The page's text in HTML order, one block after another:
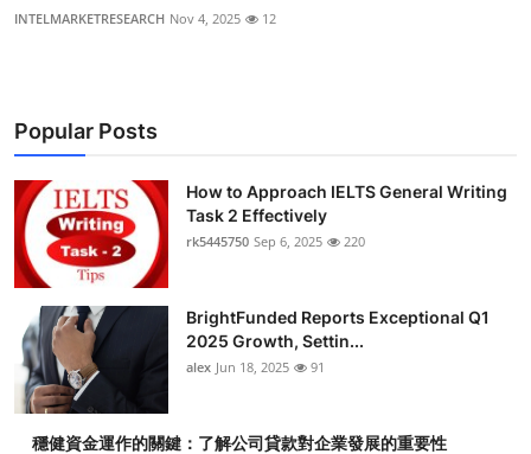
INTELMARKETRESEARCH Nov 4, 2025 12
Popular Posts
How to Approach IELTS General Writing
Task 2 Effectively
rk5445750 Sep 6, 2025 220
BrightFunded Reports Exceptional Q1
2025 Growth, Settin...
alex Jun 18, 2025 91
穩健資金運作的關鍵：了解公司貸款對企業發展的重要性